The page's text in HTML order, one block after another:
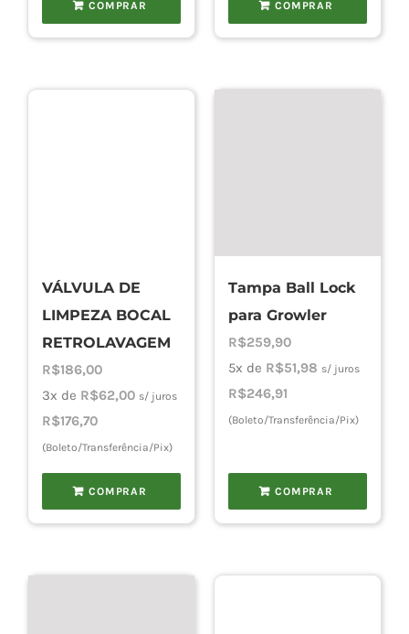
COMPRAR COMPRAR
VÁLVULA DE
LIMPEZA BOCAL
RETROLAVAGEM
R$186,00
3x de R$62,00 s/ juros
R$176,70
(Boleto/Transferência/Pix)
COMPRAR
Tampa Ball Lock
para Growler
R$259,90
5x de R$51,98 s/ juros
R$246,91
(Boleto/Transferência/Pix)
COMPRAR